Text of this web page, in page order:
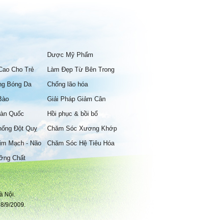
Dược Mỹ Phẩm
Cho Trẻ
Làm Đẹp Từ Bên Trong
Bóng Da
Chống lão hóa
Giải Pháp Giảm Cân
Quốc
Hồi phục & bồi bổ
Đột Quỵ
Chăm Sóc Xương Khớp
Mạch - Não
Chăm Sóc Hệ Tiêu Hóa
Chất
Nội.
9/2009.